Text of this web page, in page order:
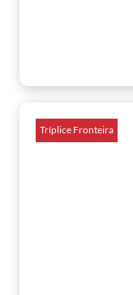
Tríplice Fronteira